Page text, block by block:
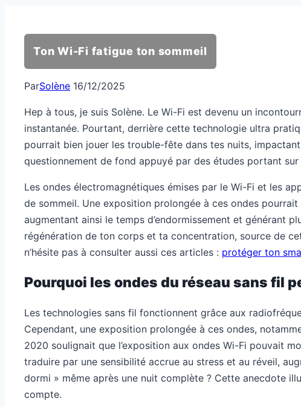
Ton Wi-Fi fatigue ton sommeil
ParSolène 16/12/2025
Hep à tous, je suis Solène. Le Wi-Fi est devenu un
instantanée. Pourtant, derrière cette technologie ultra
pourrait bien jouer les trouble-fête dans tes nuits, impactant
questionnement de fond appuyé par des études portant
Les ondes électromagnétiques émises par le Wi-Fi et les
de sommeil. Une exposition prolongée à ces ondes
augmentant ainsi le temps d’endormissement et générant
régénération de ton corps et ta concentration, source de
n’hésite pas à consulter aussi ces articles : protéger ton
Pourquoi les ondes du réseau sans fil
Les technologies sans fil fonctionnent grâce aux
Cependant, une exposition prolongée à ces ondes,
2020 soulignait que l’exposition aux ondes Wi-Fi pouvait
traduire par une sensibilité accrue au stress et au réveil,
dormi » même après une nuit complète ? Cette anecdote
compte.